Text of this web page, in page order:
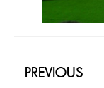
PREVIOUS